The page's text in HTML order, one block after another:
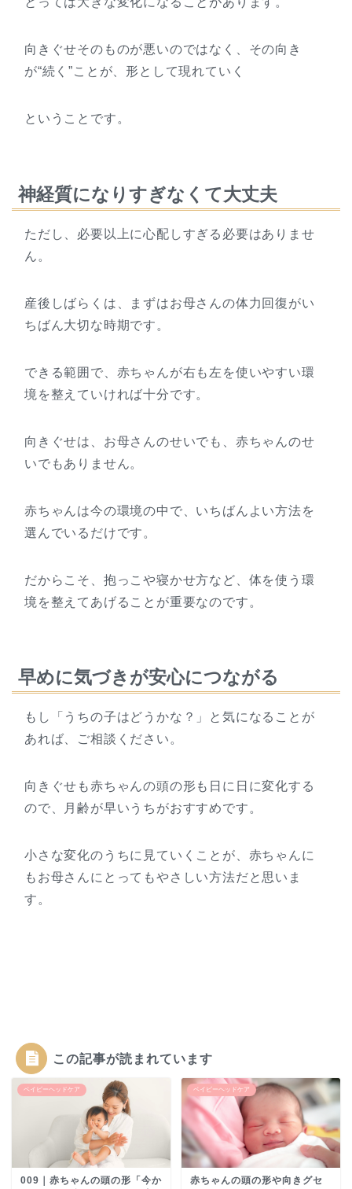
向きぐせそのものが悪いのではなく、その向き
が“続く”ことが、形として現れていく
ということです。
神経質になりすぎなくて大丈夫
ただし、必要以上に心配しすぎる必要はありませ
ん。
産後しばらくは、まずはお母さんの体力回復がい
ちばん大切な時期です。
できる範囲で、赤ちゃんが右も左を使いやすい環
境を整えていければ十分です。
向きぐせは、お母さんのせいでも、赤ちゃんのせ
いでもありません。
赤ちゃんは今の環境の中で、いちばんよい方法を
選んでいるだけです。
だからこそ、抱っこや寝かせ方など、体を使う環
境を整えてあげることが重要なのです。
早めに気づきが安心につながる
もし「うちの子はどうかな？」と気になることが
あれば、ご相談ください。
向きぐせも赤ちゃんの頭の形も日に日に変化する
ので、月齢が早いうちがおすすめです。
小さな変化のうちに見ていくことが、赤ちゃんに
もお母さんにとってもやさしい方法だと思いま
す。
この記事が読まれています
ベイビーヘッドケア
009｜赤ちゃんの頭の形「今か
ベイビーヘッドケア
赤ちゃんの頭の形や向きグセ